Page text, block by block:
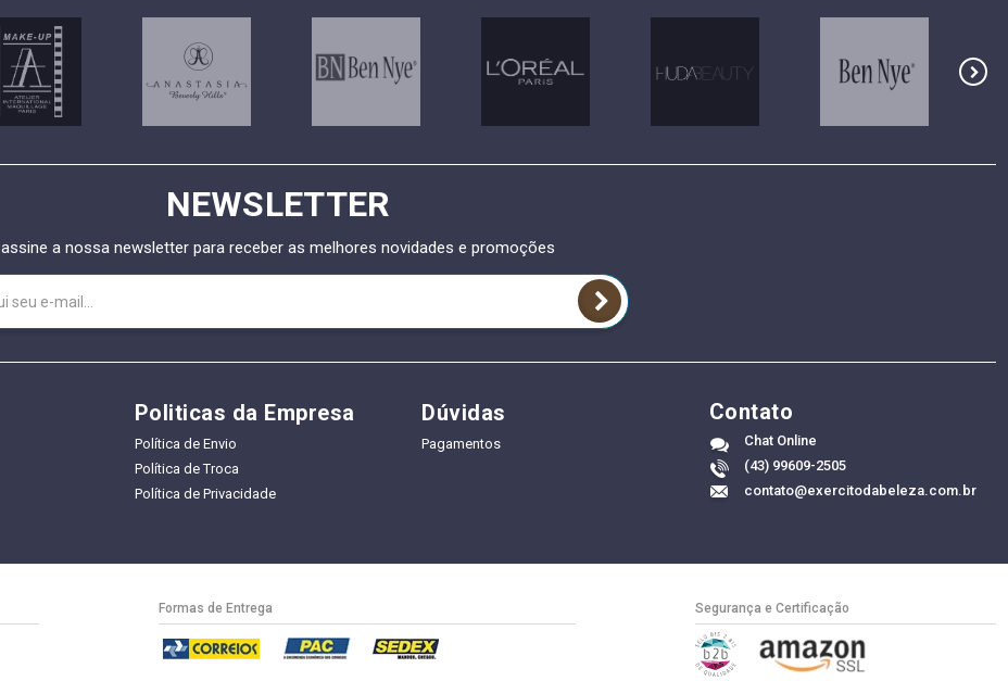
NEWSLETTER
assine a nossa newsletter para receber as melhores novidades e promoções
Politicas da Empresa
Política de Envio
Política de Troca
Política de Privacidade
Dúvidas
Pagamentos
Contato
Chat Online
(43) 99609-2505
contato@exercitodabeleza.com.br
Formas de Entrega Segurança e Certificação